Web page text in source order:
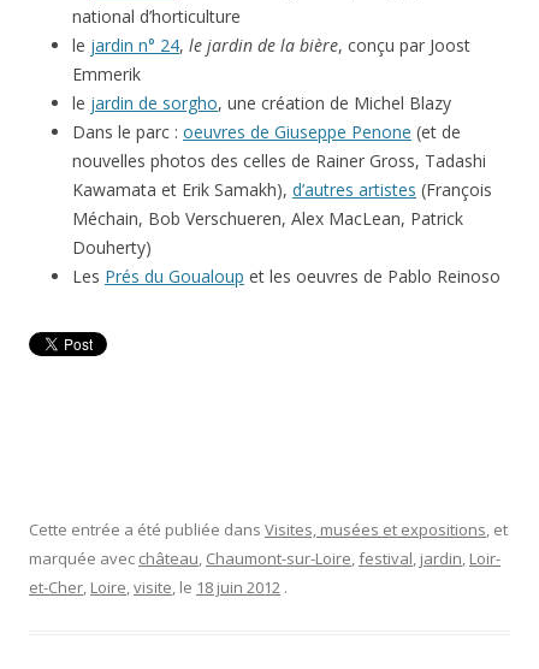
national d’horticulture
le jardin n° 24, le jardin de la bière, conçu par Joost
Emmerik
le jardin de sorgho, une création de Michel Blazy
Dans le parc : oeuvres de Giuseppe Penone (et de
nouvelles photos des celles de Rainer Gross, Tadashi
Kawamata et Erik Samakh), d’autres artistes (François
Méchain, Bob Verschueren, Alex MacLean, Patrick
Douherty)
Les Prés du Goualoup et les oeuvres de Pablo Reinoso
Cette entrée a été publiée dans Visites, musées et expositions, et
marquée avec château, Chaumont-sur-Loire,festival, jardin, Loir-
et-Cher, Loire,visite, le 18 juin 2012 .